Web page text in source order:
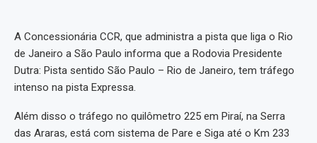
A Concessionária CCR, que administra a pista que liga o Rio
de Janeiro a São Paulo informa que a Rodovia Presidente
Dutra: Pista sentido São Paulo – Rio de Janeiro, tem tráfego
intenso na pista Expressa.
Além disso o tráfego no quilômetro 225 em Piraí, na Serra
das Araras, está com sistema de Pare e Siga até o Km 233